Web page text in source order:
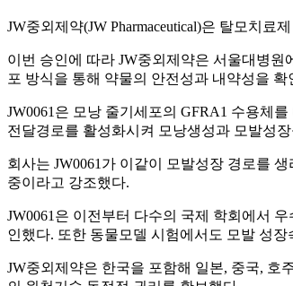
JW중외제약(JW Pharmaceutical)은 탈모치
이번 승인에 따라 JW중외제약은 서울대병원
포 방식을 통해 약물의 안전성과 내약성을
JW0061은 모낭 줄기세포의 GFRA1 수용체
전달경로를 활성화시켜 모낭생성과 모발성
회사는 JW0061가 이같이 모발성장 경로를
중이라고 강조했다.
JW0061은 이전부터 다수의 국제 학회에서
인했다. 또한 동물모델 시험에서도 모발 성
JW중외제약은 한국을 포함해 일본, 중국, 호